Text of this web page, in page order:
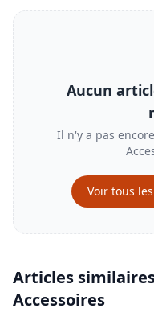
Aucun
Il n'y a pas
Voir tous les
Articles
Accessoires